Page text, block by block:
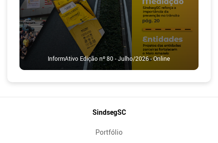
InformAtivo Edição nº 80 - Julho/2026 - Online
SindsegSC
Portfólio